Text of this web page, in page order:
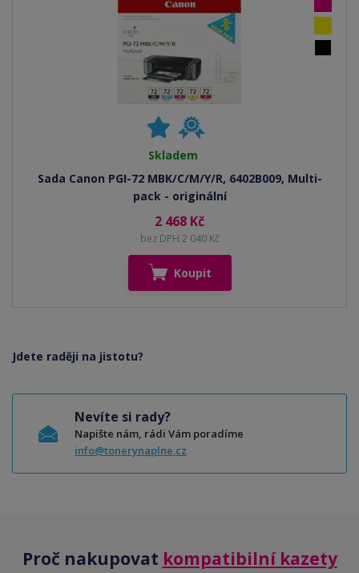
Skladem
Sada Canon PGI-72 MBK/C/M/Y/R, 6402B009, Multi-
pack - originální
2 468 Kč
bez DPH 2 040 Kč
Koupit
Jdete raději na jistotu?
Nevíte si rady?
Napište nám, rádi Vám poradíme
info@tonerynaplne.cz
Proč nakupovat kompatibilní kazety